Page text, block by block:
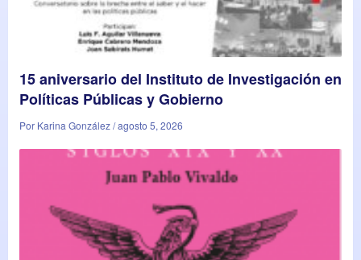
15 aniversario del Instituto de Investigación en
Políticas Públicas y Gobierno
Por Karina González / agosto 5, 2026